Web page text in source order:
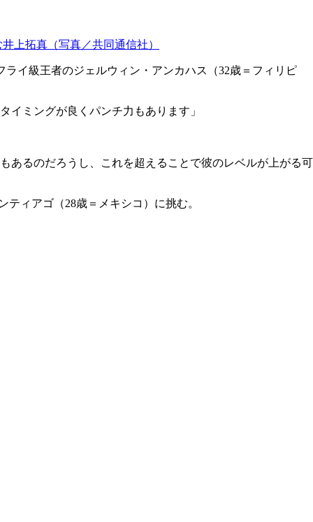
上拓真（写真／共同通信社）
イ級王者のジェルウィン・アンカハス（32歳＝フィリピ
イミングが良くパンチ力もあります」
あるのだろうし、これを超えることで彼のレベルが上がる可
ィアゴ（28歳＝メキシコ）に挑む。